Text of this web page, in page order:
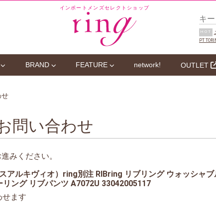
インポートメンズセレクトショップ
HOT
PT
BRAND FEATURE network! OUTLET
せ
問い合わせ
みください。
アルキヴィオ）ring別注 RIBring リブリング ウォッシャ
リング リブパンツ A7072U 33042005117
せます